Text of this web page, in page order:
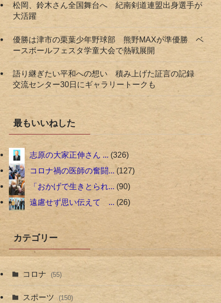
松岡、鈴木さん全国舞台へ 紀南剣道連盟出身選手が
大活躍
優勝は津市の栗葉少年野球部 熊野MAXが準優勝 ベ
ースボールフェスタ学童大会で熱戦展開
語り継ぎたい平和への想い 積み上げた証言の記録
交流センター30日にギャラリートークも
最もいいねした
志原の大家正伸さん ... 326
コロナ禍の医師の奮闘... 127
「おかげで生きとられ... 90
遠慮せず思い伝えて ... 26
カテゴリー
コロナ (55)
スポーツ (150)